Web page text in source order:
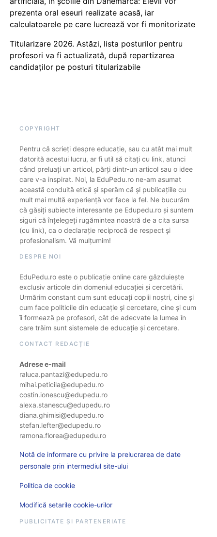
prezenta oral eseuri realizate acasă, iar
calculatoarele pe care lucrează vor fi monitorizate
Titularizare 2026. Astăzi, lista posturilor pentru
profesori va fi actualizată, după repartizarea
candidaților pe posturi titularizabile
COPYRIGHT
Pentru că scrieți despre educație, sau cu atât mai mult
datorită acestui lucru, ar fi util să citați cu link, atunci
când preluați un articol, părți dintr-un articol sau o idee
care v-a inspirat. Noi, la EduPedu.ro ne-am asumat
această conduită etică și sperăm că și publicațiile cu
mult mai multă experiență vor face la fel. Ne bucurăm
că găsiți subiecte interesante pe Edupedu.ro și suntem
siguri că înțelegeți rugămintea noastră de a cita sursa
(cu link), ca o declarație reciprocă de respect și
profesionalism. Vă mulțumim!
DESPRE NOI
EduPedu.ro este o publicație online care găzduiește
exclusiv articole din domeniul educației și cercetării.
Urmărim constant cum sunt educați copiii noștri, cine și
cum face politicile din educație și cercetare, cine și cum
îi formează pe profesori, cât de adecvate la lumea în
care trăim sunt sistemele de educație și cercetare.
CONTACT REDACȚIE
Adrese e-mail
raluca.pantazi@edupedu.ro
mihai.peticila@edupedu.ro
costin.ionescu@edupedu.ro
alexa.stanescu@edupedu.ro
diana.ghimisi@edupedu.ro
stefan.lefter@edupedu.ro
ramona.florea@edupedu.ro
Notă de informare cu privire la prelucrarea de date
personale prin intermediul site-ului
Politica de cookie
Modifică setarile cookie-urilor
PUBLICITATE ȘI PARTENERIATE